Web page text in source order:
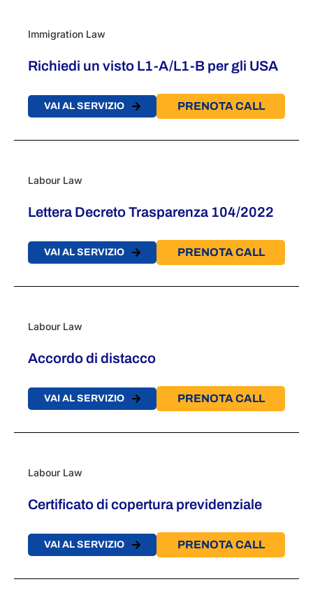
Immigration Law
Richiedi un visto L1-A/L1-B per gli USA
VAI AL SERVIZIO PRENOTA CALL
Labour Law
Lettera Decreto Trasparenza 104/2022
VAI AL SERVIZIO PRENOTA CALL
Labour Law
Accordo di distacco
VAI AL SERVIZIO PRENOTA CALL
Labour Law
Certificato di copertura previdenziale
VAI AL SERVIZIO PRENOTA CALL